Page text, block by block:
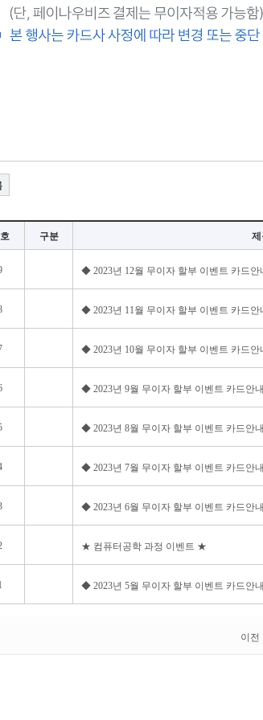
구분
◆ 2023년 12월 무이자 할부 이벤트 카드
◆ 2023년 11월 무이자 할부 이벤트 카드
◆ 2023년 10월 무이자 할부 이벤트 카드
◆ 2023년 9월 무이자 할부 이벤트 카드안
◆ 2023년 8월 무이자 할부 이벤트 카드안
◆ 2023년 7월 무이자 할부 이벤트 카드안
◆ 2023년 6월 무이자 할부 이벤트 카드안
★ 컴퓨터공학 과정 이벤트 ★
◆ 2023년 5월 무이자 할부 이벤트 카드안
이전